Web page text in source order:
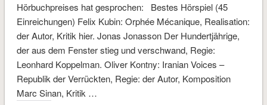
Hörbuchpreises hat gesprochen: Bestes Hörspiel (45
Einreichungen) Felix Kubin: Orphée Mécanique, Realisation:
der Autor, Kritik hier. Jonas Jonasson Der Hundertjährige,
der aus dem Fenster stieg und verschwand, Regie:
Leonhard Koppelman. Oliver Kontny: Iranian Voices –
Republik der Verrückten, Regie: der Autor, Komposition
Marc Sinan, Kritik …